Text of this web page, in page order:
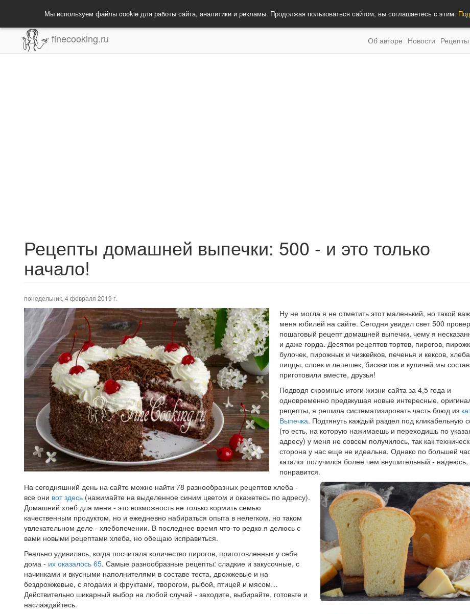
Мы используем файлы cookie для работы сайта, аналитики и рекламы. Продолжая пользоваться сайтом, вы соглашаетесь с этим.
finecooking.ru Об авторе Новости Рецепты
Рецепты домашней выпечки: 500 - и это только
начало!
понедельник, 4 февраля 2019 г.
Ну не могла я не отметить этот маленький, но такой
меня юбилей на сайте. Сегодня увидел свет 500
пошаговый рецепт домашней выпечки, чему я
и даже горда. Десятки рецептов тортов, пирогов,
булочек, пирожных и чизкейков, печенья и кексов,
пиццы, слоек и лепешек, бисквитов и куличей мы
приготовили вместе, друзья!
Подводя скромные итоги жизни сайта за 4,5 года и
одновременно предвкушая новые интересные,
рецепты, я решила систематизировать часть блюд из
Выпечка. Подтянуть каждый раздел под кликабельную
(то есть, на которую нажимаешь и переходишь по
адресу) у меня не совсем получилось, так как
сторона у нас еще не идеальна. Однако по большей
каталог получился более чем внушительный -
понравится.
На сегодняшний день на сайте можно найти 78 разнообразных рецептов хлеба -
все они вот здесь (нажимайте на выделенное синим цветом и окажетесь по адресу).
Домашний хлеб для меня - это возможность не только кормить семью
качественным продуктом, но и ежедневно набираться опыта в нелегком, но таком
увлекательном деле - хлебопечении. В последнее время что-то редко я делюсь с
вами новыми рецептами хлеба, но обещаю исправиться.
Реально удивилась, когда посчитала количество пирогов, приготовленных у себя
дома - их оказалось 65. Самые разнообразные рецепты: сладкие и закусочные, с
начинками и вкусными наполнителями в составе теста, дрожжевые и на
бездрожжевые, с ягодами и фруктами, творогом, рыбой, птицей и мясом…
Действительно шикарный выбор на любой случай - заходите, выбирайте, готовьте и
наслаждайтесь.